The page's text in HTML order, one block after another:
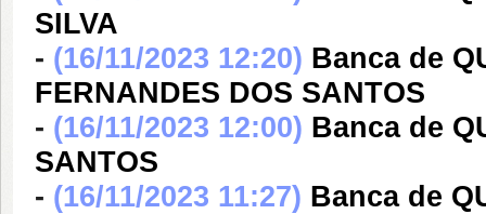
SILVA
- (16/11/2023 12:20) Banca de
FERNANDES DOS SANTOS
- (16/11/2023 12:00) Banca de
SANTOS
- (16/11/2023 11:27) Banca de